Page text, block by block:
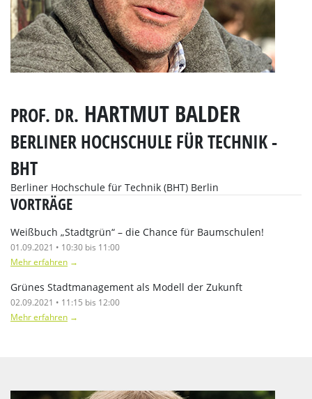
PROF. DR. HARTMUT BALDER
BERLINER HOCHSCHULE FÜR TECHNIK -
BHT
Berliner Hochschule für Technik (BHT) Berlin
VORTRÄGE
Weißbuch „Stadtgrün“ – die Chance für Baumschulen!
01.09.2021 • 10:30 bis 11:00
Mehr erfahren →
Grünes Stadtmanagement als Modell der Zukunft
02.09.2021 • 11:15 bis 12:00
Mehr erfahren →